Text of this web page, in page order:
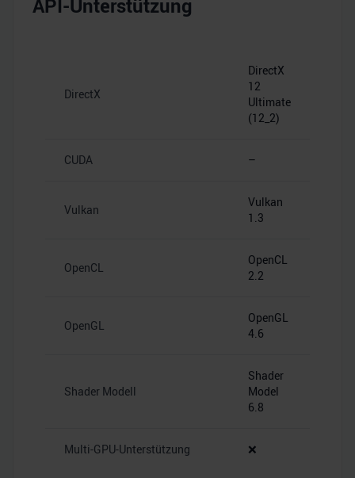
API-Unterstützung
DirectX
DirectX
12
Ultimate
(12_2)
CUDA –
Vulkan
Vulkan
1.3
OpenCL
OpenCL
2.2
OpenGL
OpenGL
4.6
Shader Modell
Shader
Model
6.8
Multi-GPU-Unterstützung ❌